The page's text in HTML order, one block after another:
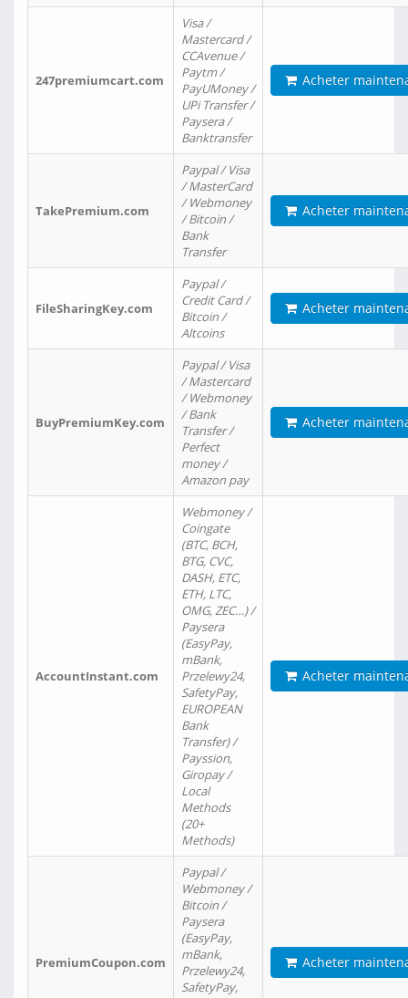
247premiumcart.com
Visa /
Mastercard /
CCAvenue /
Paytm /
PayUMoney /
UPi Transfer /
Paysera /
Banktransfer
Acheter
TakePremium.com
Paypal / Visa
/ MasterCard
/ Webmoney
/ Bitcoin /
Bank
Transfer
Acheter
FileSharingKey.com
Paypal /
Credit Card /
Bitcoin /
Altcoins
Acheter
BuyPremiumKey.com
Paypal / Visa
/ Mastercard
/ Webmoney
/ Bank
Transfer /
Perfect
money /
Amazon pay
Acheter
AccountInstant.com
Webmoney /
Coingate
(BTC, BCH,
BTG, CVC,
DASH, ETC,
ETH, LTC,
OMG, ZEC…) /
Paysera
(EasyPay,
mBank,
Przelewy24,
SafetyPay,
EUROPEAN
Bank
Transfer) /
Payssion,
Giropay /
Local
Methods
(20+
Methods)
Acheter
PremiumCoupon.com
Paypal /
Webmoney /
Bitcoin /
Paysera
(EasyPay,
mBank,
Przelewy24,
SafetyPay,
Acheter